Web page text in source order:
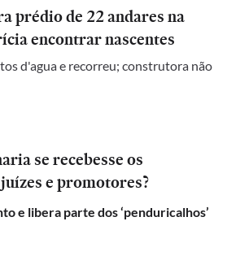
prédio de 22 andares na
encontrar nascentes
d'agua e recorreu; construtora não
se recebesse os
e promotores?
e libera parte dos ‘penduricalhos’